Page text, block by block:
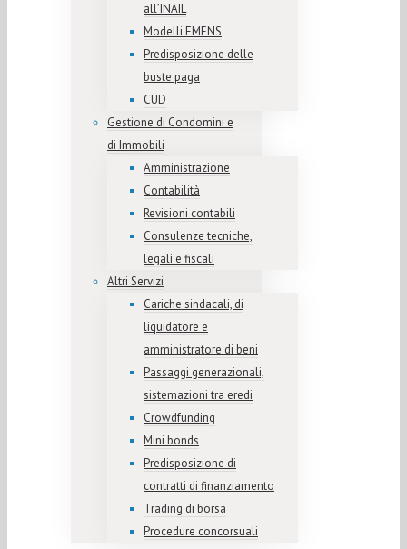
all’INAIL
Modelli EMENS
Predisposizione delle
buste paga
CUD
Gestione di Condomini e
di Immobili
Amministrazione
Contabilità
Revisioni contabili
Consulenze tecniche,
legali e fiscali
Altri Servizi
Cariche sindacali, di
liquidatore e
amministratore di beni
Passaggi generazionali,
sistemazioni tra eredi
Crowdfunding
Mini bonds
Predisposizione di
contratti di finanziamento
Trading di borsa
Procedure concorsuali